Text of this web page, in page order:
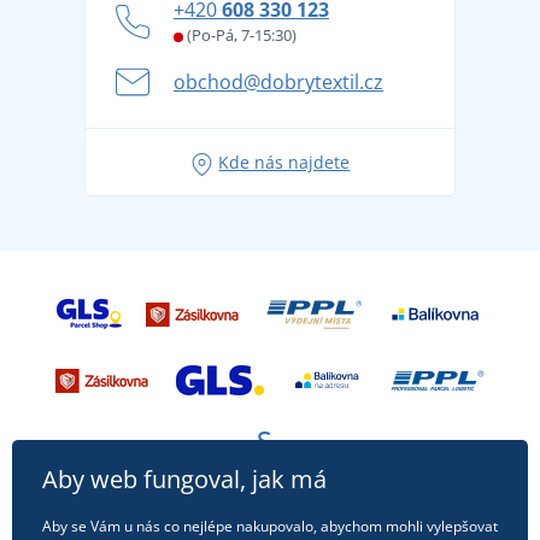
Věrnostní program BONTIS +
Letní dobrodružství začíná balením aneb připravte
se na dovolenou bez starostí
+420608 330 123
(Po-Pá, 7-15:30)
obchod@dobrytextil.cz
Kde nás najdete
Aby web fungoval, jak má
Aby se Vám u nás co nejlépe nakupovalo, abychom mohli vylepšovat